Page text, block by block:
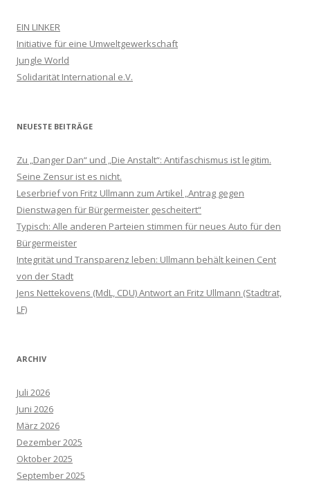
EIN LINKER
Initiative für eine Umweltgewerkschaft
Jungle World
Solidarität International e.V.
NEUESTE BEITRÄGE
Zu „Danger Dan“ und „Die Anstalt“: Antifaschismus ist legitim.
Seine Zensur ist es nicht.
Leserbrief von Fritz Ullmann zum Artikel „Antrag gegen
Dienstwagen für Bürgermeister gescheitert“
Typisch: Alle anderen Parteien stimmen für neues Auto für den
Bürgermeister
Integrität und Transparenz leben: Ullmann behält keinen Cent
von der Stadt
Jens Nettekovens (MdL, CDU) Antwort an Fritz Ullmann (Stadtrat,
LF)
ARCHIV
Juli 2026
Juni 2026
März 2026
Dezember 2025
Oktober 2025
September 2025